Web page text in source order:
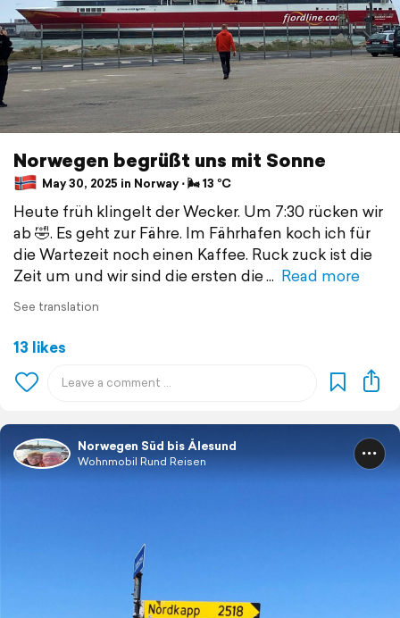
Norwegen begrüßt uns mit Sonne
May 30, 2025 in Norway ⋅ 🌬 13 °C
Heute früh klingelt der Wecker. Um 7:30 rücken wir
ab 🤣. Es geht zur Fähre. Im Fährhafen koch ich für
die Wartezeit noch einen Kaffee. Ruck zuck ist die
Zeit um und wir sind die ersten die
Read more
See translation
13 likes
Norwegen Süd bis Ålesund
Wohnmobil Rund Reisen